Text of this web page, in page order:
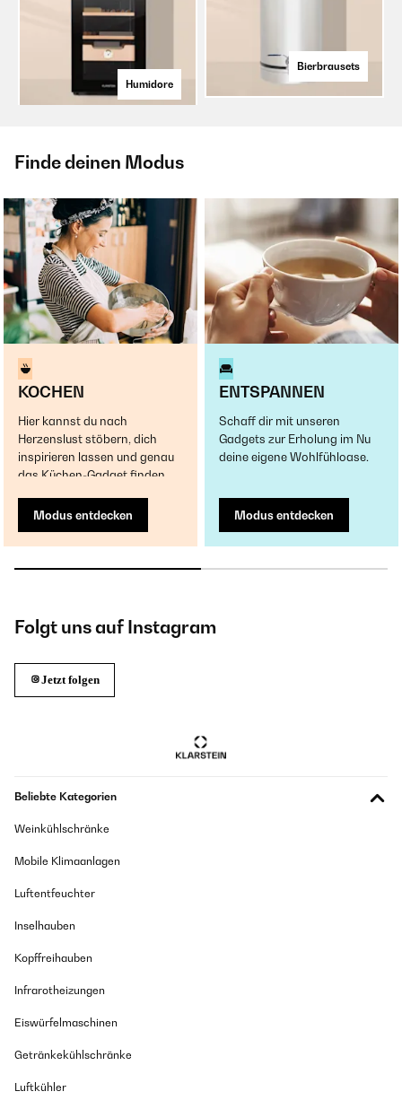
Humidore
Bierbrausets
Finde deinen Modus
KOCHEN
Hier kannst du nach
Herzenslust stöbern, dich
inspirieren lassen und genau
das Küchen-Gadget finden.
Modus entdecken
ENTSPANNEN
Schaff dir mit unseren
Gadgets zur Erholung im Nu
deine eigene Wohlfühloase.
Modus entdecken
Folgt uns auf Instagram
Jetzt folgen
Beliebte Kategorien
Weinkühlschränke
Mobile Klimaanlagen
Luftentfeuchter
Inselhauben
Kopffreihauben
Infrarotheizungen
Eiswürfelmaschinen
Getränkekühlschränke
Luftkühler